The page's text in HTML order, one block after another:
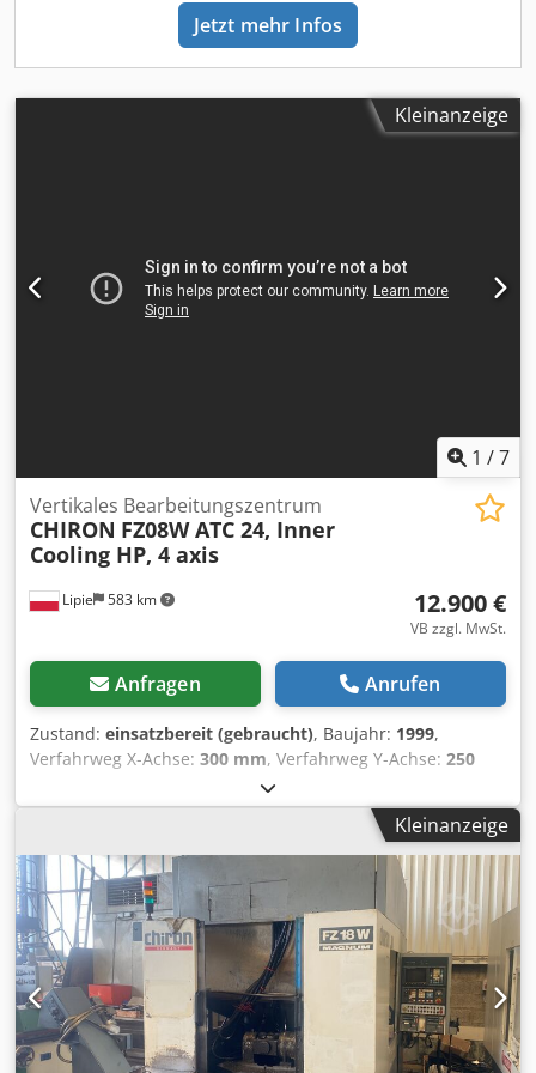
Drehmoment: 95 Nm Dcedpfx Aezhm Emeh Uok •
Tischfläche: 1.060 mm x 430 mm Technical Specification
Jetzt mehr Infos
Kleinanzeige
1 /7
Lipie 583 km
Vertikales Bearbeitungszentrum
CHIRON FZ08W ATC 24, Inner
Cooling HP, 4 axis
12.900 €
VB zzgl. MwSt.
Anfragen Anrufen
Zustand: einsatzbereit (gebraucht), Baujahr: 1999,
Verfahrweg X-Achse: 300 mm, Verfahrweg Y-Achse: 250
250 mm
Bearbeitungszentrum Chiron FZ08W Fanuc 21i-M Max.
Drehzahl: 15.000 U/min Hochdruck-Kühlung durch die
Spindel Dcodsxd T Rzepfx Ah Usk X = 300 mm Y = 250 mm
Z = 250 mm Die Maschine wurde ursprünglich mit 2 x 4.
Achse Peiseler RT 100 ausgestattet, diese sind jedoch
entfernt worden. Werkzeugaufnahme HSK 32
Werkzeugwechsler: 24 Plätze Seriennummer: Yrzzng Die
Maschine ist aktuell in der Produktion und kann jederzeit
besichtigt werden. Technisch befindet sich die Maschine
in sehr gutem Zustand. Ich gebe 3 Monate
Inbetriebnahme-Garantie.
Kleinanzeige